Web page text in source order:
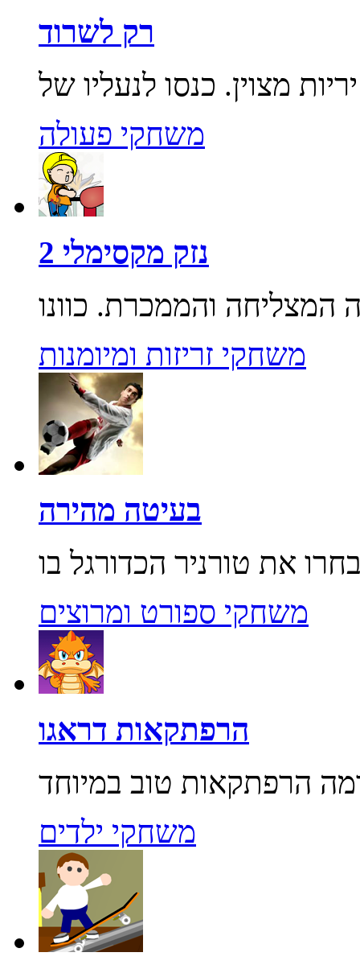
רק לשרוד
משחקי פעולה
נזק מקסימלי 2
משחקי זריזות ומיומנות
בעיטה מהירה
משחקי ספורט ומרוצים
הרפתקאות דראגו
משחקי ילדים